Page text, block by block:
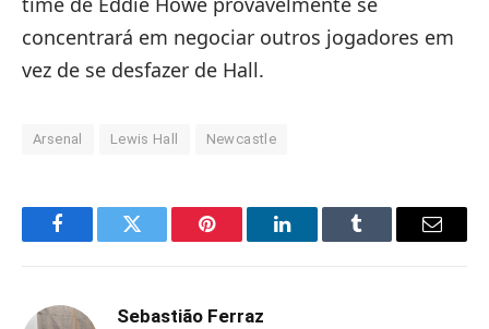
concentrará em negociar outros jogadores em
vez de se desfazer de Hall.
Arsenal Lewis Hall Newcastle
FacebookTwitter Pinterest LinkedInTumblr Email
Sebastião Ferraz